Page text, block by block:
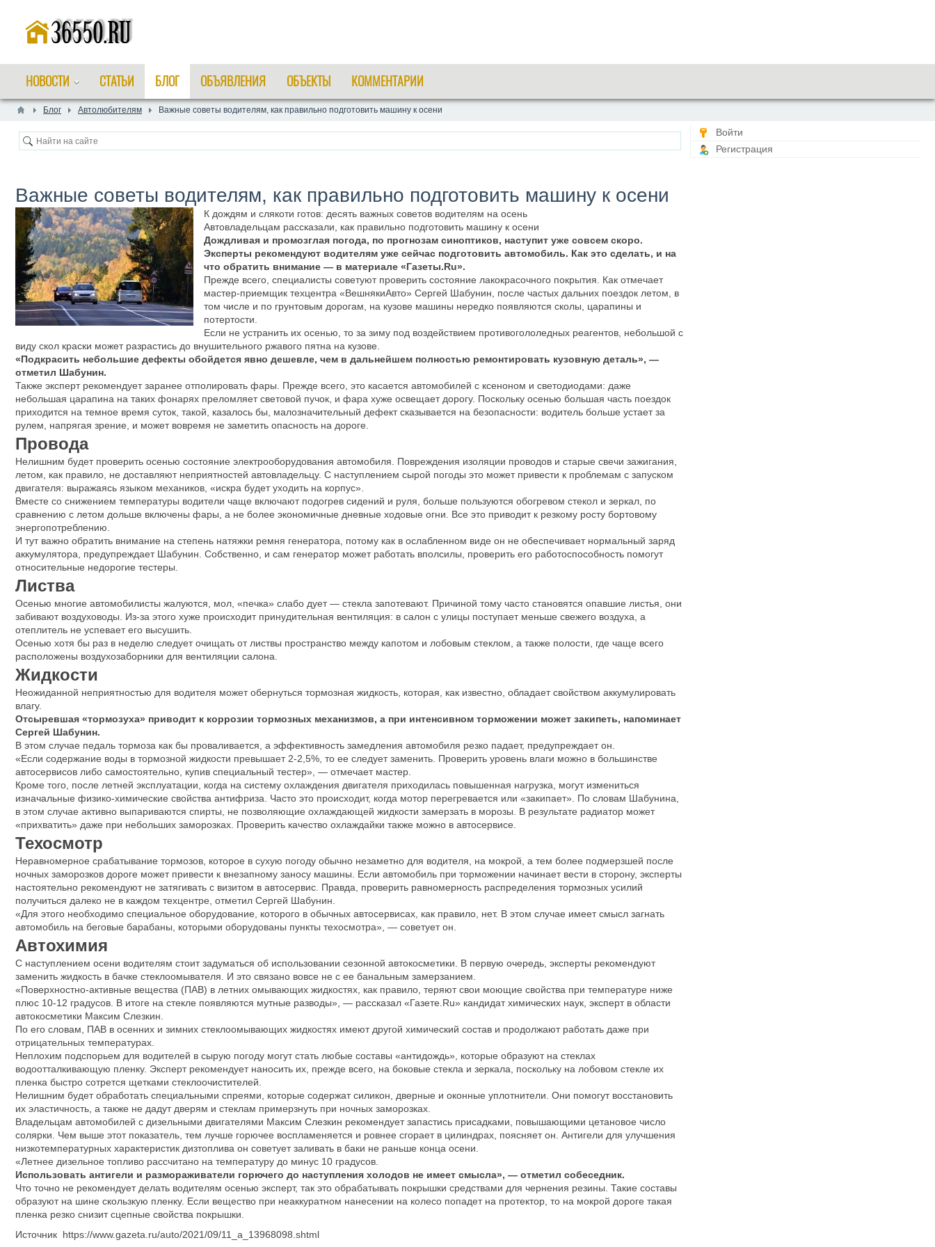
НОВОСТИ СТАТЬИ БЛОГ ОБЪЯВЛЕНИЯ ОБЪЕКТЫ КОММЕНТАРИИ
Блог Автолюбителям Важные советы водителям, как правильно подготовить машину к осени
Важные советы водителям, как правильно подготовить машину к осени
К дождям и слякоти готов: десять важных советов водителям на осень
Автовладельцам рассказали, как правильно подготовить машину к осени
Дождливая и промозглая погода, по прогнозам синоптиков, наступит уже совсем скоро.
Эксперты рекомендуют водителям уже сейчас подготовить автомобиль. Как это сделать, и на
что обратить внимание — в материале «Газеты.Ru».
Прежде всего, специалисты советуют проверить состояние лакокрасочного покрытия. Как отмечает
мастер-приемщик техцентра «ВешнякиАвто» Сергей Шабунин, после частых дальних поездок летом, в
том числе и по грунтовым дорогам, на кузове машины нередко появляются сколы, царапины и
потертости.
Если не устранить их осенью, то за зиму под воздействием противогололедных реагентов, небольшой с
виду скол краски может разрастись до внушительного ржавого пятна на кузове.
«Подкрасить небольшие дефекты обойдется явно дешевле, чем в дальнейшем полностью ремонтировать кузовную деталь», —
отметил Шабунин.
Также эксперт рекомендует заранее отполировать фары. Прежде всего, это касается автомобилей с ксеноном и светодиодами: даже
небольшая царапина на таких фонарях преломляет световой пучок, и фара хуже освещает дорогу. Поскольку осенью большая часть поездок
приходится на темное время суток, такой, казалось бы, малозначительный дефект сказывается на безопасности: водитель больше устает за
рулем, напрягая зрение, и может вовремя не заметить опасность на дороге.
Провода
Нелишним будет проверить осенью состояние электрооборудования автомобиля. Повреждения изоляции проводов и старые свечи зажигания,
летом, как правило, не доставляют неприятностей автовладельцу. С наступлением сырой погоды это может привести к проблемам с запуском
двигателя: выражаясь языком механиков, «искра будет уходить на корпус».
Вместе со снижением температуры водители чаще включают подогрев сидений и руля, больше пользуются обогревом стекол и зеркал, по
сравнению с летом дольше включены фары, а не более экономичные дневные ходовые огни. Все это приводит к резкому росту бортовому
энергопотреблению.
И тут важно обратить внимание на степень натяжки ремня генератора, потому как в ослабленном виде он не обеспечивает нормальный заряд
аккумулятора, предупреждает Шабунин. Собственно, и сам генератор может работать вполсилы, проверить его работоспособность помогут
относительные недорогие тестеры.
Листва
Осенью многие автомобилисты жалуются, мол, «печка» слабо дует — стекла запотевают. Причиной тому часто становятся опавшие листья, они
забивают воздуховоды. Из-за этого хуже происходит принудительная вентиляция: в салон с улицы поступает меньше свежего воздуха, а
отеплитель не успевает его высушить.
Осенью хотя бы раз в неделю следует очищать от листвы пространство между капотом и лобовым стеклом, а также полости, где чаще всего
расположены воздухозаборники для вентиляции салона.
Жидкости
Неожиданной неприятностью для водителя может обернуться тормозная жидкость, которая, как известно, обладает свойством аккумулировать
влагу.
Отсыревшая «тормозуха» приводит к коррозии тормозных механизмов, а при интенсивном торможении может закипеть, напоминает
Сергей Шабунин.
В этом случае педаль тормоза как бы проваливается, а эффективность замедления автомобиля резко падает, предупреждает он.
«Если содержание воды в тормозной жидкости превышает 2-2,5%, то ее следует заменить. Проверить уровень влаги можно в большинстве
автосервисов либо самостоятельно, купив специальный тестер», — отмечает мастер.
Кроме того, после летней эксплуатации, когда на систему охлаждения двигателя приходилась повышенная нагрузка, могут измениться
изначальные физико-химические свойства антифриза. Часто это происходит, когда мотор перегревается или «закипает». По словам Шабунина,
в этом случае активно выпариваются спирты, не позволяющие охлаждающей жидкости замерзать в морозы. В результате радиатор может
«прихватить» даже при небольших заморозках. Проверить качество охлаждайки также можно в автосервисе.
Техосмотр
Неравномерное срабатывание тормозов, которое в сухую погоду обычно незаметно для водителя, на мокрой, а тем более подмерзшей после
ночных заморозков дороге может привести к внезапному заносу машины. Если автомобиль при торможении начинает вести в сторону, эксперты
настоятельно рекомендуют не затягивать с визитом в автосервис. Правда, проверить равномерность распределения тормозных усилий
получиться далеко не в каждом техцентре, отметил Сергей Шабунин.
«Для этого необходимо специальное оборудование, которого в обычных автосервисах, как правило, нет. В этом случае имеет смысл загнать
автомобиль на беговые барабаны, которыми оборудованы пункты техосмотра», — советует он.
Автохимия
С наступлением осени водителям стоит задуматься об использовании сезонной автокосметики. В первую очередь, эксперты рекомендуют
заменить жидкость в бачке стеклоомывателя. И это связано вовсе не с ее банальным замерзанием.
«Поверхностно-активные вещества (ПАВ) в летних омывающих жидкостях, как правило, теряют свои моющие свойства при температуре ниже
плюс 10-12 градусов. В итоге на стекле появляются мутные разводы», — рассказал «Газете.Ru» кандидат химических наук, эксперт в области
автокосметики Максим Слезкин.
По его словам, ПАВ в осенних и зимних стеклоомывающих жидкостях имеют другой химический состав и продолжают работать даже при
отрицательных температурах.
Неплохим подспорьем для водителей в сырую погоду могут стать любые составы «антидождь», которые образуют на стеклах
водоотталкивающую пленку. Эксперт рекомендует наносить их, прежде всего, на боковые стекла и зеркала, поскольку на лобовом стекле их
пленка быстро сотрется щетками стеклоочистителей.
Нелишним будет обработать специальными спреями, которые содержат силикон, дверные и оконные уплотнители. Они помогут восстановить
их эластичность, а также не дадут дверям и стеклам примерзнуть при ночных заморозках.
Владельцам автомобилей с дизельными двигателями Максим Слезкин рекомендует запастись присадками, повышающими цетановое число
солярки. Чем выше этот показатель, тем лучше горючее воспламеняется и ровнее сгорает в цилиндрах, поясняет он. Антигели для улучшения
низкотемпературных характеристик дизтоплива он советует заливать в баки не раньше конца осени.
«Летнее дизельное топливо рассчитано на температуру до минус 10 градусов.
Использовать антигели и размораживатели горючего до наступления холодов не имеет смысла», — отметил собеседник.
Что точно не рекомендует делать водителям осенью эксперт, так это обрабатывать покрышки средствами для чернения резины. Такие составы
образуют на шине скользкую пленку. Если вещество при неаккуратном нанесении на колесо попадет на протектор, то на мокрой дороге такая
пленка резко снизит сцепные свойства покрышки.
Источник https://www.gazeta.ru/auto/2021/09/11_a_13968098.shtml
Войти
Регистрация